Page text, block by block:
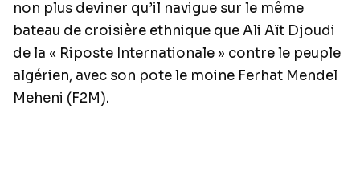
non plus deviner qu’il navigue sur le même
bateau de croisière ethnique que Ali Aït Djoudi
de la « Riposte Internationale » contre le peuple
algérien, avec son pote le moine Ferhat Mendel
Meheni (F2M).